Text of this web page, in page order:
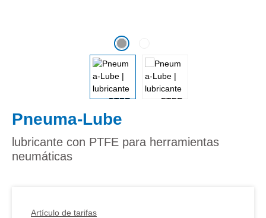
Pneuma-Lube
lubricante con PTFE para herramientas
neumáticas
Artículo de tarifas